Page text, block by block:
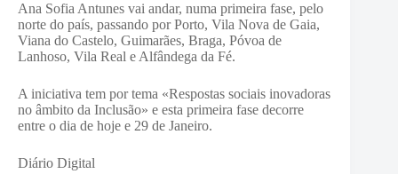
Ana Sofia Antunes vai andar, numa primeira fase, pelo
norte do país, passando por Porto, Vila Nova de Gaia,
Viana do Castelo, Guimarães, Braga, Póvoa de
Lanhoso, Vila Real e Alfândega da Fé.
A iniciativa tem por tema «Respostas sociais inovadoras
no âmbito da Inclusão» e esta primeira fase decorre
entre o dia de hoje e 29 de Janeiro.
Diário Digital